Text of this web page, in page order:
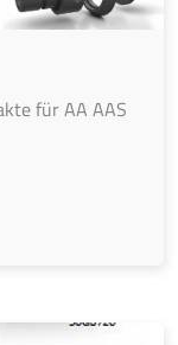
für AA AAS